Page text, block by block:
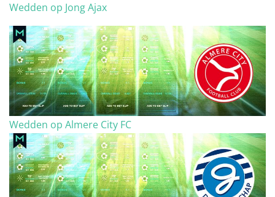
Wedden op Jong Ajax
Wedden op Almere City FC